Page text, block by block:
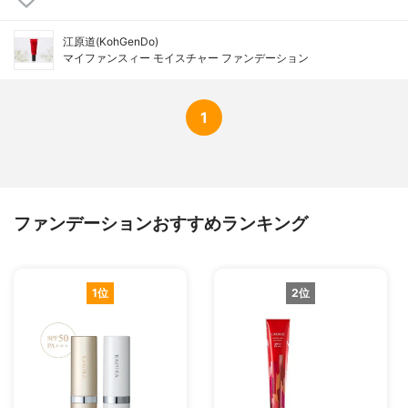
江原道(KohGenDo)
マイファンスィー モイスチャー ファンデーション
1
ファンデーションおすすめランキング
1位 2位